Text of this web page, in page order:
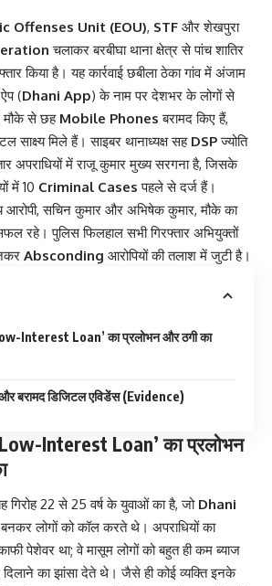
Offenses Unit (EOU), STF और शेखपुरा
चलाकर बरबीघा थाना क्षेत्र से पांच शातिर
किया है। यह कार्रवाई छबीला ठेका गांव में अंजाम
(Dhani App) के नाम पर देशभर के लोगों से
मौके से छह Mobile Phones बरामद किए हैं,
साक्ष्य मिले हैं। साइबर थानाध्यक्ष सह DSPज्योति
अपराधियों में राजू कुमार मुख्य सरगना है, जिसके
में 10 Criminal Cases पहले से दर्ज हैं।
आरोपी, सचिन कुमार और अभिषेक कुमार, मौके का
रहे। पुलिस फिलहाल सभी गिरफ्तार अभियुक्तों
Absconding आरोपियों की तलाश में जुटी है।
Interest Loan’ का प्रलोभन और ठगी का
और बरामद डिजिटल एविडेंस (Evidence)
Interest Loan’ का प्रलोभन
22 से 25 वर्ष के युवाओं का है, जो Dhani
बनकर लोगों को कॉल करते थे। अपराधियों का
पेशेवर था; वे मासूम लोगों को बहुत ही कम ब्याज
दिलाने का झांसा देते थे। जैसे ही कोई व्यक्ति इनके